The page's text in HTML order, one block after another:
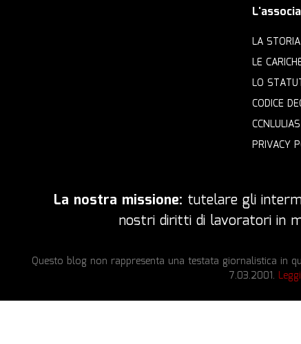
LA STORIA
LE
LO
CODICE
CCNLULIAS
PRIVACY
La nostra missione: tutelare gli
nostri diritti di lavoratori in
Questo blog non rappresenta una testata giornalistica in
7.03.2001.